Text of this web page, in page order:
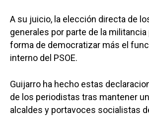
A su juicio, la elección directa de
generales por parte de la
forma de democratizar más el
interno del PSOE.
Guijarro ha hecho estas
de los periodistas tras mantener
alcaldes y portavoces socialistas